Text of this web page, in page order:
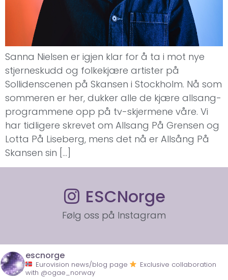
Sanna Nielsen er igjen klar for å ta i mot nye
stjerneskudd og folkekjære artister på
Sollidenscenen på Skansen i Stockholm. Nå som
sommeren er her, dukker alle de kjære allsang-
programmene opp på tv-skjermene våre. Vi
har tidligere skrevet om Allsang På Grensen og
Lotta På Liseberg, mens det nå er Allsång På
Skansen sin […]
ESCNorge
Følg oss på Instagram
escnorge
Eurovision news/blog page
Exclusive collaboration
with @ogae_norway